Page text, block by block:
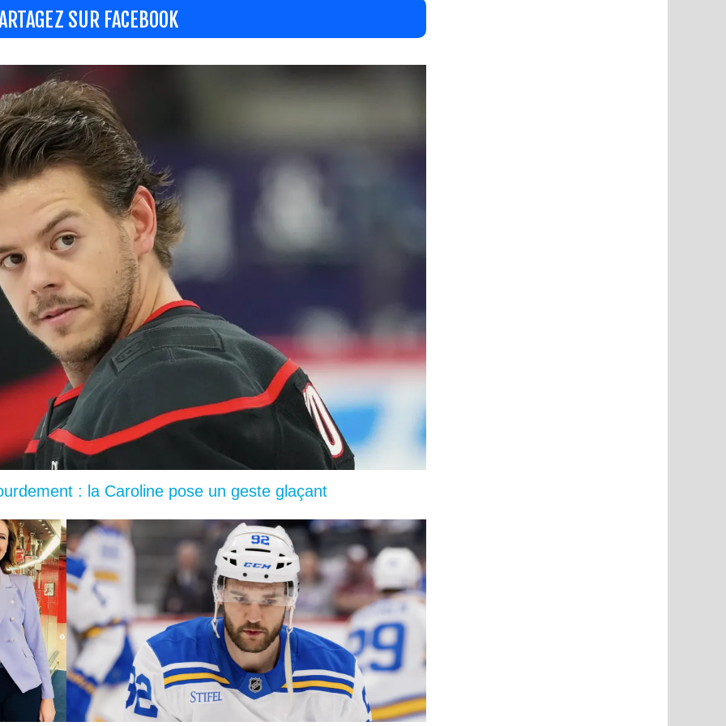
SUR FACEBOOK
: la Caroline pose un geste glaçant